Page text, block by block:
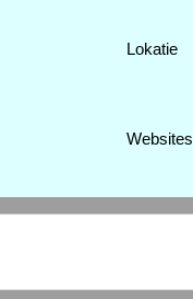
Lokatie
Websites